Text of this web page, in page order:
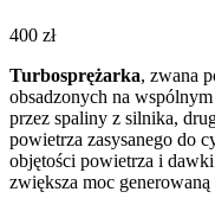
400 zł
Turbosprężarka, zwana
obsadzonych na
przez spaliny z silnika,
powietrza zasysanego do
objętości powietrza i
zwiększa moc